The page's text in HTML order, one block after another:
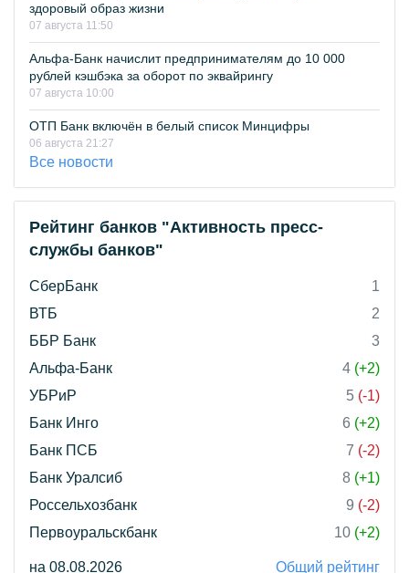
здоровый образ жизни
07 августа 11:50
Альфа-Банк начислит предпринимателям до 10 000
рублей кэшбэка за оборот по эквайрингу
07 августа 10:00
ОТП Банк включён в белый список Минцифры
06 августа 21:27
Все новости
Рейтинг банков "Активность пресс-
службы банков"
СберБанк
1
ВТБ
2
ББР Банк
3
Альфа-Банк
4 (+2)
УБРиР
5 (-1)
Банк Инго
6 (+2)
Банк ПСБ
7 (-2)
Банк Уралсиб
8 (+1)
Россельхозбанк
9 (-2)
Первоуральскбанк
10 (+2)
на 08.08.2026 Общий рейтинг